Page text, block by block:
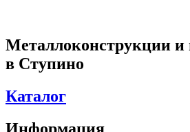
Металлоконструкции и
в Ступино
Каталог
Информация